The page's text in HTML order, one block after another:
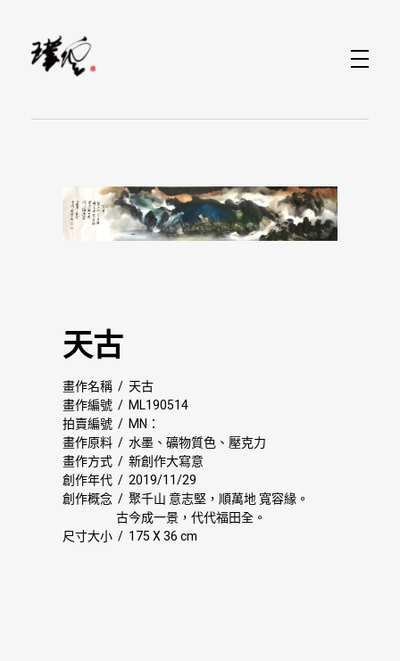
天古
畫作名稱 / 天古
畫作編號 / ML190514
拍賣編號 / MN：
畫作原料 / 水墨、礦物質色、壓克力
畫作方式 / 新創作大寫意
創作年代 / 2019/11/29
創作概念 / 聚千山 意志堅，順萬地 寬容緣。
古今成一景，代代福田全。
尺寸大小 / 175 X 36 cm